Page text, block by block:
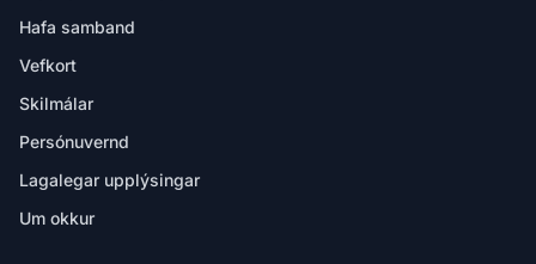
Hafa samband
Vefkort
Skilmálar
Persónuvernd
Lagalegar upplýsingar
Um okkur